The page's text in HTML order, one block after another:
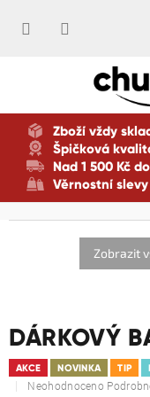
Zboží vždy
Špičková
Nad 1 500 Kč
Věrnostní
DÁRKOVÝ
AKCE NOVINKA TIP
Průměrné
Neohodnoceno
Zobrazit